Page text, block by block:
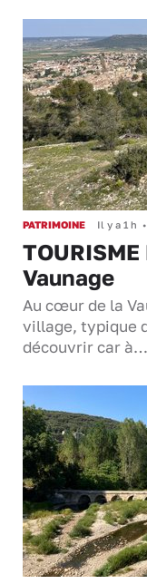
PATRIMOINE Il y a 1 h •
Vaunage
Au cœur de la
village, typique
découvrir car à…